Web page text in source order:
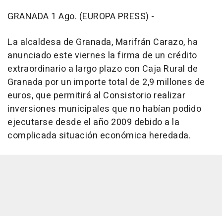
GRANADA 1 Ago. (EUROPA PRESS) -
La alcaldesa de Granada, Marifrán Carazo, ha
anunciado este viernes la firma de un crédito
extraordinario a largo plazo con Caja Rural de
Granada por un importe total de 2,9 millones de
euros, que permitirá al Consistorio realizar
inversiones municipales que no habían podido
ejecutarse desde el año 2009 debido a la
complicada situación económica heredada.